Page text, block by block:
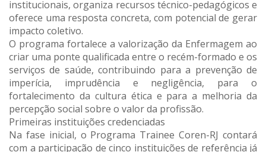
institucionais, organiza recursos técnico-pedagógicos e
oferece uma resposta concreta, com potencial de gerar
impacto coletivo.
O programa fortalece a valorização da Enfermagem ao
criar uma ponte qualificada entre o recém-formado e os
serviços de saúde, contribuindo para a prevenção de
imperícia, imprudência e negligência, para o
fortalecimento da cultura ética e para a melhoria da
percepção social sobre o valor da profissão.
Primeiras instituições credenciadas
Na fase inicial, o Programa Trainee Coren-RJ contará
com a participação de cinco instituições de referência já